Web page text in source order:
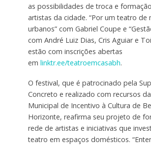
as possibilidades de troca e
artistas da cidade. “Por um teatro de
urbanos” com Gabriel Coupe e
com André Luiz Dias, Cris Aguiar e
estão com inscrições abertas
em linktr.ee/teatroemcasabh.
O festival, que é patrocinado pela
Concreto e realizado com recursos
Municipal de Incentivo à Cultura de
Horizonte, reafirma seu projeto de
rede de artistas e iniciativas que
teatro em espaços domésticos.